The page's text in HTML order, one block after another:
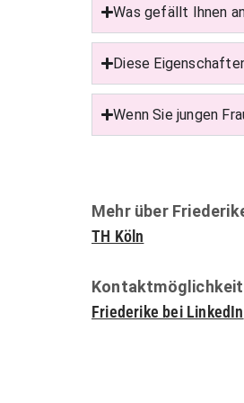
Was gefällt Ihnen
Diese
Wenn Sie jungen
Mehr über
TH Köln
Friederike bei LinkedIn